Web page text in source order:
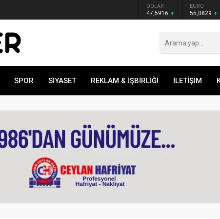
DOLAR
47,5916
EURO
55,0829
SPOR SİYASET REKLAM & İŞBİRLİĞİ İLETİŞİM